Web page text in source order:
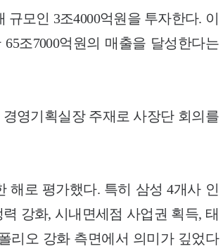
모인 3조4000억원을 투자한다. 이
조7000억원의 매출을 달성한다는
영기획실장 주재로 사장단 회의를
해로 평가했다. 특히 삼성 4개사 인
강화, 시내면세점 사업권 획득, 태
리오 강화 측면에서 의미가 깊었다